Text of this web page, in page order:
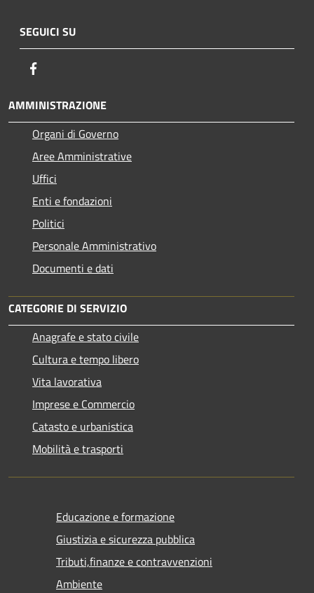
SEGUICI SU
AMMINISTRAZIONE
Organi di Governo
Aree Amministrative
Uffici
Enti e fondazioni
Politici
Personale Amministrativo
Documenti e dati
CATEGORIE DI SERVIZIO
Anagrafe e stato civile
Cultura e tempo libero
Vita lavorativa
Imprese e Commercio
Catasto e urbanistica
Mobilità e trasporti
Educazione e formazione
Giustizia e sicurezza pubblica
Tributi,finanze e contravvenzioni
Ambiente